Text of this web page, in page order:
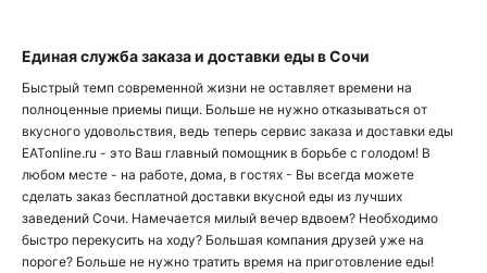
Единая служба заказа и доставки еды в Сочи
Быстрый темп современной жизни не оставляет времени на
полноценные приемы пищи. Больше не нужно отказываться от
вкусного удовольствия, ведь теперь сервис заказа и доставки еды
EATonline.ru - это Ваш главный помощник в борьбе с голодом! В
любом месте - на работе, дома, в гостях - Вы всегда можете
сделать заказ бесплатной доставки вкусной еды из лучших
заведений Сочи. Намечается милый вечер вдвоем? Необходимо
быстро перекусить на ходу? Большая компания друзей уже на
пороге? Больше не нужно тратить время на приготовление еды!